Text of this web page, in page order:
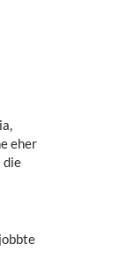
eher
die